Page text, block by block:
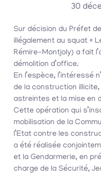
30
Sur décision du Préfet
illégalement au squat «
Rémire-Montjoly) a fait
démolition d’office.
En l’espèce, l’intéressé
de la construction
astreintes et la mise en
Cette opération qui
mobilisation de la
l’Etat contre les
a été réalisée
et la Gendarmerie, en
charge de la Sécurité,